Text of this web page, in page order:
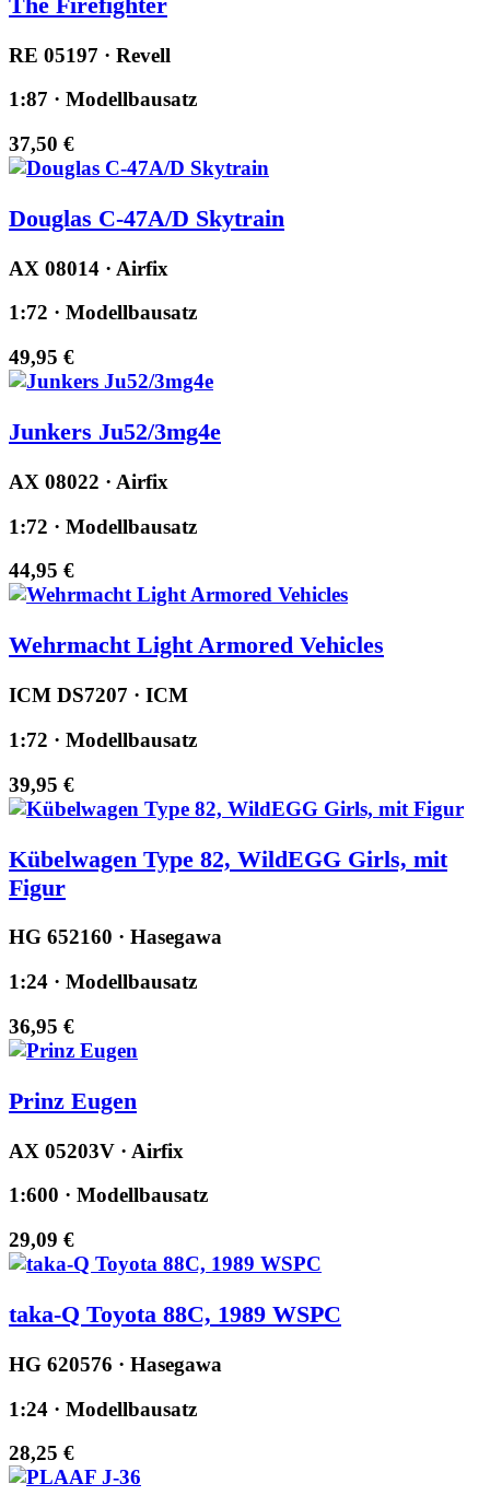
RE 05197 · Revell
1:87 · Modellbausatz
37,50 €
Douglas C-47A/D Skytrain
AX 08014 · Airfix
1:72 · Modellbausatz
49,95 €
Junkers Ju52/3mg4e
AX 08022 · Airfix
1:72 · Modellbausatz
44,95 €
Wehrmacht Light Armored Vehicles
ICM DS7207 · ICM
1:72 · Modellbausatz
39,95 €
Kübelwagen Type 82, WildEGG Girls, mit
Figur
HG 652160 · Hasegawa
1:24 · Modellbausatz
36,95 €
Prinz Eugen
AX 05203V · Airfix
1:600 · Modellbausatz
29,09 €
taka-Q Toyota 88C, 1989 WSPC
HG 620576 · Hasegawa
1:24 · Modellbausatz
28,25 €